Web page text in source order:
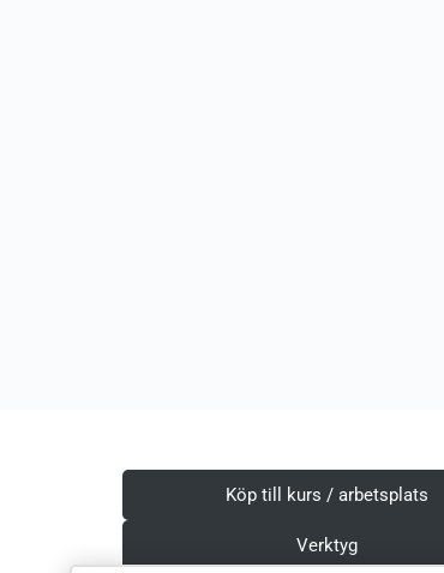
Köp till kurs / arbetsplats
Verktyg